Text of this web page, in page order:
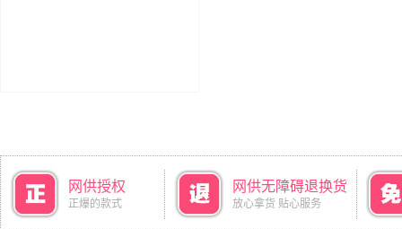
网供授权
正爆的款式
网供无障碍退换货
放心拿货 贴心服务